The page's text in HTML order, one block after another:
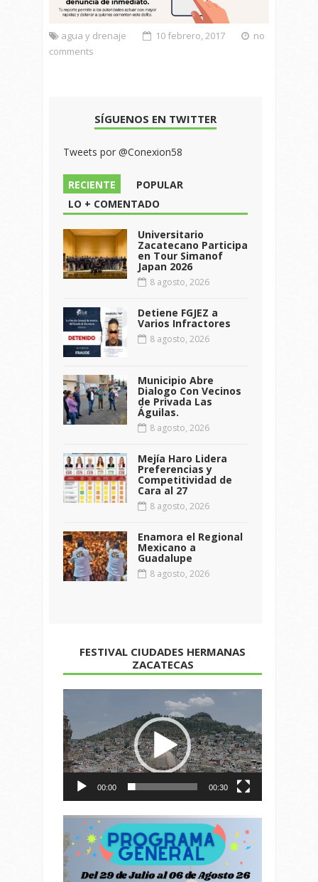
agua y drenaje 10 febrero, 2017
no
comments
SÍGUENOS EN TWITTER
Tweets por @Conexion58
RECIENTE
POPULAR
LO + COMENTADO
Universitario
Zacatecano Participa
en Tour Simanof
Japan 2026
8 agosto, 2026
Detiene FGJEZ a
Varios Infractores
8 agosto, 2026
Municipio Abre
Dialogo Con Vecinos
de Privada Las
Águilas.
8 agosto, 2026
Mejía Haro Lidera
Preferencias y
Competitividad de
Cara al 27
8 agosto, 2026
Enamora el Regional
Mexicano a
Guadalupe
8 agosto, 2026
FESTIVAL CIUDADES HERMANAS
ZACATECAS
de
vídeo
00:00 00:30